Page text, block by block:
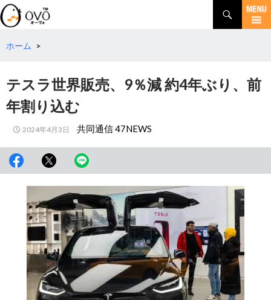
検
索
コ
テ
へ
動
ホーム >
テスラ世界販売、9％減 約4年ぶり、前
年割り込む
2024年4月3日 共同通信 47NEWS